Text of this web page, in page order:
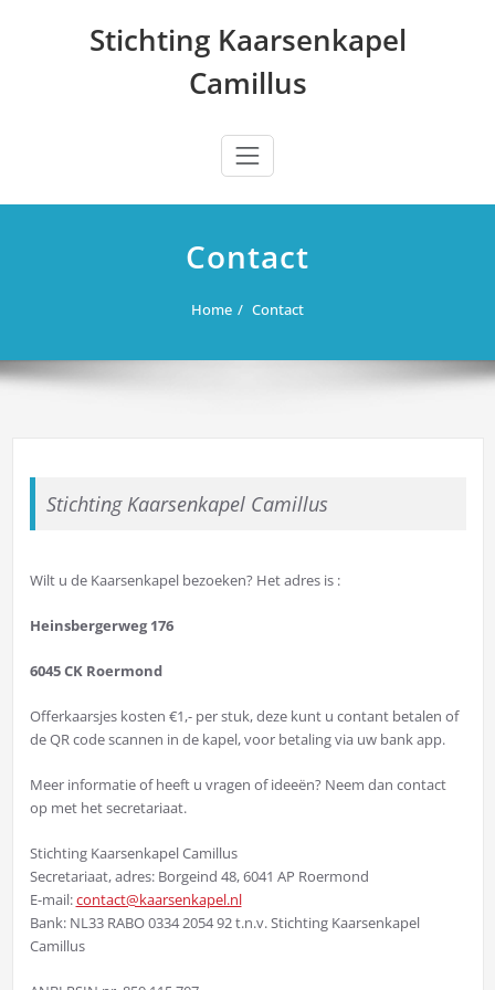
Stichting Kaarsenkapel
Camillus
Contact
Home Contact
Stichting Kaarsenkapel Camillus
Wilt u de Kaarsenkapel bezoeken? Het adres is :
Heinsbergerweg 176
6045 CK Roermond
Offerkaarsjes kosten €1,- per stuk, deze kunt u contant betalen of
de QR code scannen in de kapel, voor betaling via uw bank app.
Meer informatie of heeft u vragen of ideeën? Neem dan contact
op met het secretariaat.
Stichting Kaarsenkapel Camillus
Secretariaat, adres: Borgeind 48, 6041 AP Roermond
E-mail:contact@kaarsenkapel.nl
Bank: NL33 RABO 0334 2054 92 t.n.v. Stichting Kaarsenkapel
Camillus